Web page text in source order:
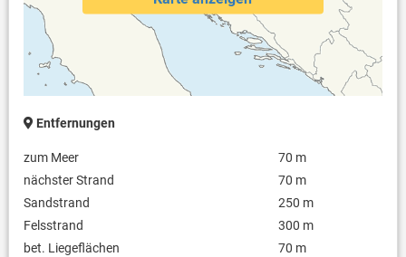
Entfernungen
zum Meer
70 m
nächster Strand
70 m
Sandstrand
250 m
Felsstrand
300 m
bet. Liegeflächen
70 m